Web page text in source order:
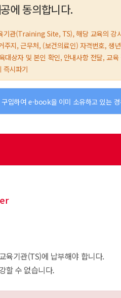
에 동의합니다.
기관(Training Site, TS), 해당 교육의
지, 근무처, (보건의료인) 자격번호, 생
대상자 및 본인 확인, 안내사항 전달, 교육
즉시파기
입하여 e-book을 이미 소유하고 있는
육기관(TS)에 납부해야 합니다.
할 수 없습니다.